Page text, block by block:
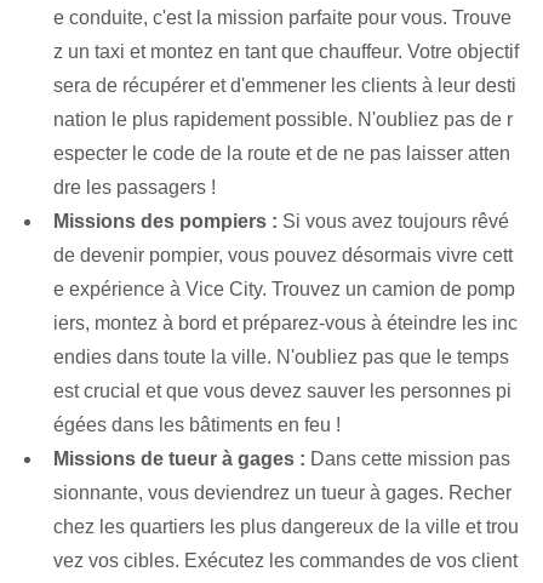
e conduite, c'est la mission parfaite pour vous. Trouve
z un taxi et montez en tant que chauffeur. Votre objectif
sera de récupérer et d'emmener les clients à leur desti
nation le plus rapidement possible. N'oubliez pas de r
especter le code de la route et de ne pas laisser atten
dre les passagers !
Missions des pompiers : Si vous avez toujours rêvé
de devenir pompier, vous pouvez désormais vivre cett
e expérience à Vice City. Trouvez un camion de pomp
iers, montez à bord et préparez-vous à éteindre les inc
endies dans toute la ville. N'oubliez pas que le temps
est crucial et que vous devez sauver les personnes pi
égées dans les bâtiments en feu !
Missions de tueur à gages : Dans cette mission pas
sionnante, vous deviendrez un tueur à gages. Recher
chez les quartiers les plus dangereux de la ville et trou
vez vos cibles. Exécutez les commandes de vos client